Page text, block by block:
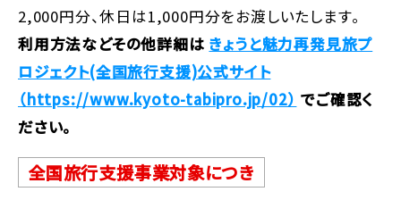
2,000円分、休日は1,000円分をお渡しいたします。
利用方法などその他詳細は きょうと魅力再発見旅プ
ロジェクト(全国旅行支援)公式サイト
（https://www.kyoto-tabipro.jp/02） でご確認く
ださい。
全国旅行支援事業対象につき